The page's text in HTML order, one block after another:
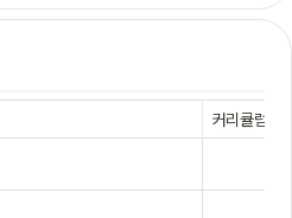
커리큘럼 링크